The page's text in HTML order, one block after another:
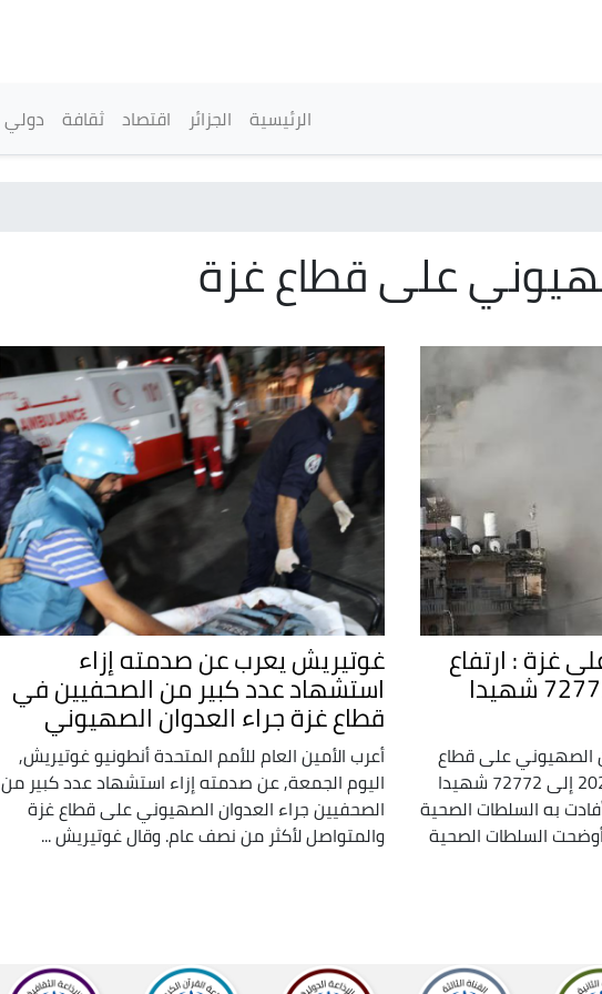
القائمة الرئيسية
الرئيسية الجزائر اقتصاد ثقافة دولي
على قطاع غزة
غزة : ارتفاع
حصيلة الضحايا إلى 72772 شهيدا
الصهيوني على قطاع
غزة منذ السابع من أكتوبر 2023 إلى 72772 شهيدا
أفادت به السلطات الصحية
السلطات الصحية
غوتيريش يعرب عن صدمته إزاء
استشهاد عدد كبير من الصحفيين في
قطاع غزة جراء العدوان الصهيوني
أعرب الأمين العام للأمم المتحدة أنطونيو غوتيريش,
اليوم الجمعة, عن صدمته إزاء استشهاد عدد كبير من
الصحفيين جراء العدوان الصهيوني على قطاع غزة
والمتواصل لأكثر من نصف عام. وقال غوتيريش ...